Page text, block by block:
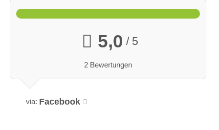
5,0 / 5
2 Bewertungen
via: Facebook